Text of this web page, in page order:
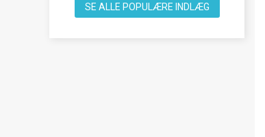
SE ALLE POPULÆRE INDLÆG